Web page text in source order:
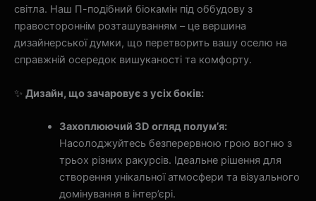
світла. Наш П-подібний біокамін під оббудову з
правостороннім розташуванням – це вершина
дизайнерської думки, що перетворить вашу оселю на
справжній осередок вишуканості та комфорту.
✨ Дизайн, що зачаровує з усіх боків:
Захоплюючий 3D огляд полум’я:
Насолоджуйтесь безперервною грою вогню з
трьох різних ракурсів. Ідеальне рішення для
створення унікальної атмосфери та візуального
домінування в інтер’єрі.